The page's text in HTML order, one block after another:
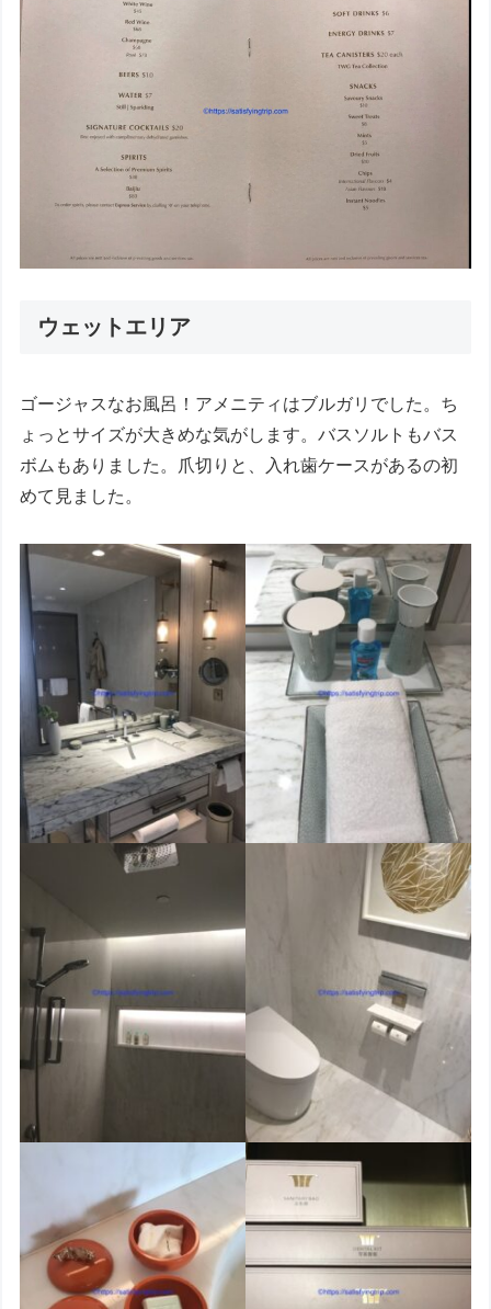
ウェットエリア
ゴージャスなお風呂！アメニティはブルガリでした。ち
ょっとサイズが大きめな気がします。バスソルトもバス
ボムもありました。爪切りと、入れ歯ケースがあるの初
めて見ました。